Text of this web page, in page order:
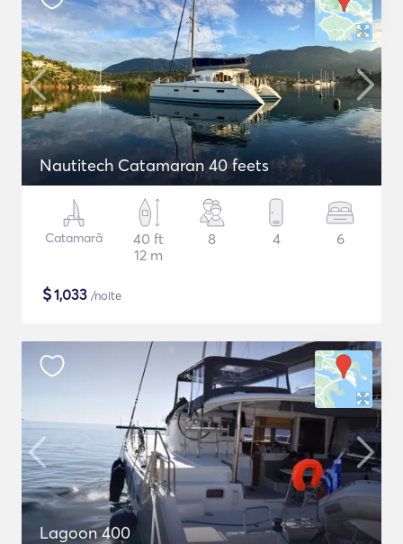
Nautitech Catamaran 40 feets
Catamarã
40 ft
12 m
8 4 6
$1,033 /noite
Lagoon 400